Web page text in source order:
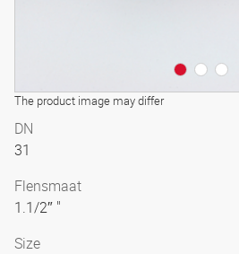
The product image may differ
DN
31
Flensmaat
1.1/2″ "
Size